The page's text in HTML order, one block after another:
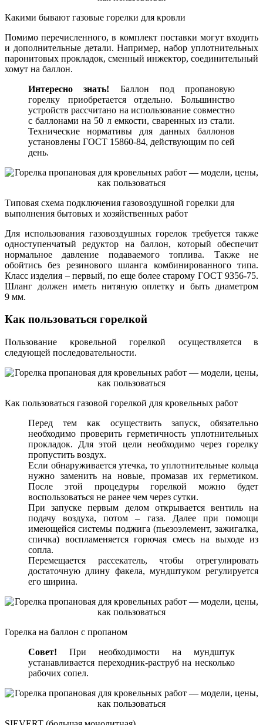
Какими бывают газовые горелки для кровли
Помимо перечисленного, в комплект поставки могут входить
и дополнительные детали. Например, набор уплотнительных
паронитовых прокладок, сменный инжектор, соединительный
хомут на баллон.
Интересно знать! Баллон под пропановую
горелку приобретается отдельно. Большинство
устройств рассчитано на использование совместно
с баллонами на 50 л емкости, сваренных из стали.
Технические нормативы для данных баллонов
установлены ГОСТ 15860-84, действующим по сей
день.
Типовая схема подключения газовоздушной горелки для
выполнения бытовых и хозяйственных работ
Для использования газовоздушных горелок требуется также
одноступенчатый редуктор на баллон, который обеспечит
нормальное давление подаваемого топлива. Также не
обойтись без резинового шланга комбинированного типа.
Класс изделия – первый, по еще более старому ГОСТ 9356-75.
Шланг должен иметь нитяную оплетку и быть диаметром
9 мм.
Как пользоваться горелкой
Пользование кровельной горелкой осуществляется в
следующей последовательности.
Как пользоваться газовой горелкой для кровельных работ
Перед тем как осуществить запуск, обязательно
необходимо проверить герметичность уплотнительных
прокладок. Для этой цели необходимо через горелку
пропустить воздух.
Если обнаруживается утечка, то уплотнительные кольца
нужно заменить на новые, промазав их герметиком.
После этой процедуры горелкой можно будет
воспользоваться не ранее чем через сутки.
При запуске первым делом открывается вентиль на
подачу воздуха, потом – газа. Далее при помощи
имеющейся системы поджига (пьезоэлемент, зажигалка,
спичка) воспламеняется горючая смесь на выходе из
сопла.
Перемещается рассекатель, чтобы отрегулировать
достаточную длину факела, мундштуком регулируется
его ширина.
Горелка на баллон с пропаном
Совет! При необходимости на мундштук
устанавливается переходник-раструб на несколько
рабочих сопел.